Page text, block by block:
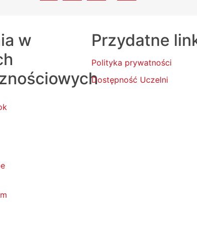
w
Przydatne
Polityka prywatności
Dostępność Uczelni